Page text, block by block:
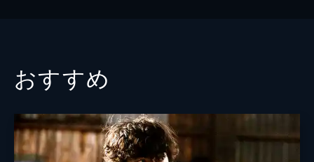
渡辺奈緒子
板垣李光人
おすすめ